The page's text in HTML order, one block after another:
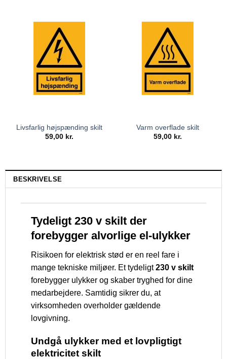
Livsfarlig højspænding skilt
59,00 kr.
Varm overflade skilt
59,00 kr.
BESKRIVELSE
Tydeligt 230 v skilt der
forebygger alvorlige el-ulykker
Risikoen for elektrisk stød er en reel fare i
mange tekniske miljøer. Et tydeligt230 v skilt
forebygger ulykker og skaber tryghed for dine
medarbejdere. Samtidig sikrer du, at
virksomheden overholder gældende
lovgivning.
Undgå ulykker med et lovpligtigt
elektricitet skilt